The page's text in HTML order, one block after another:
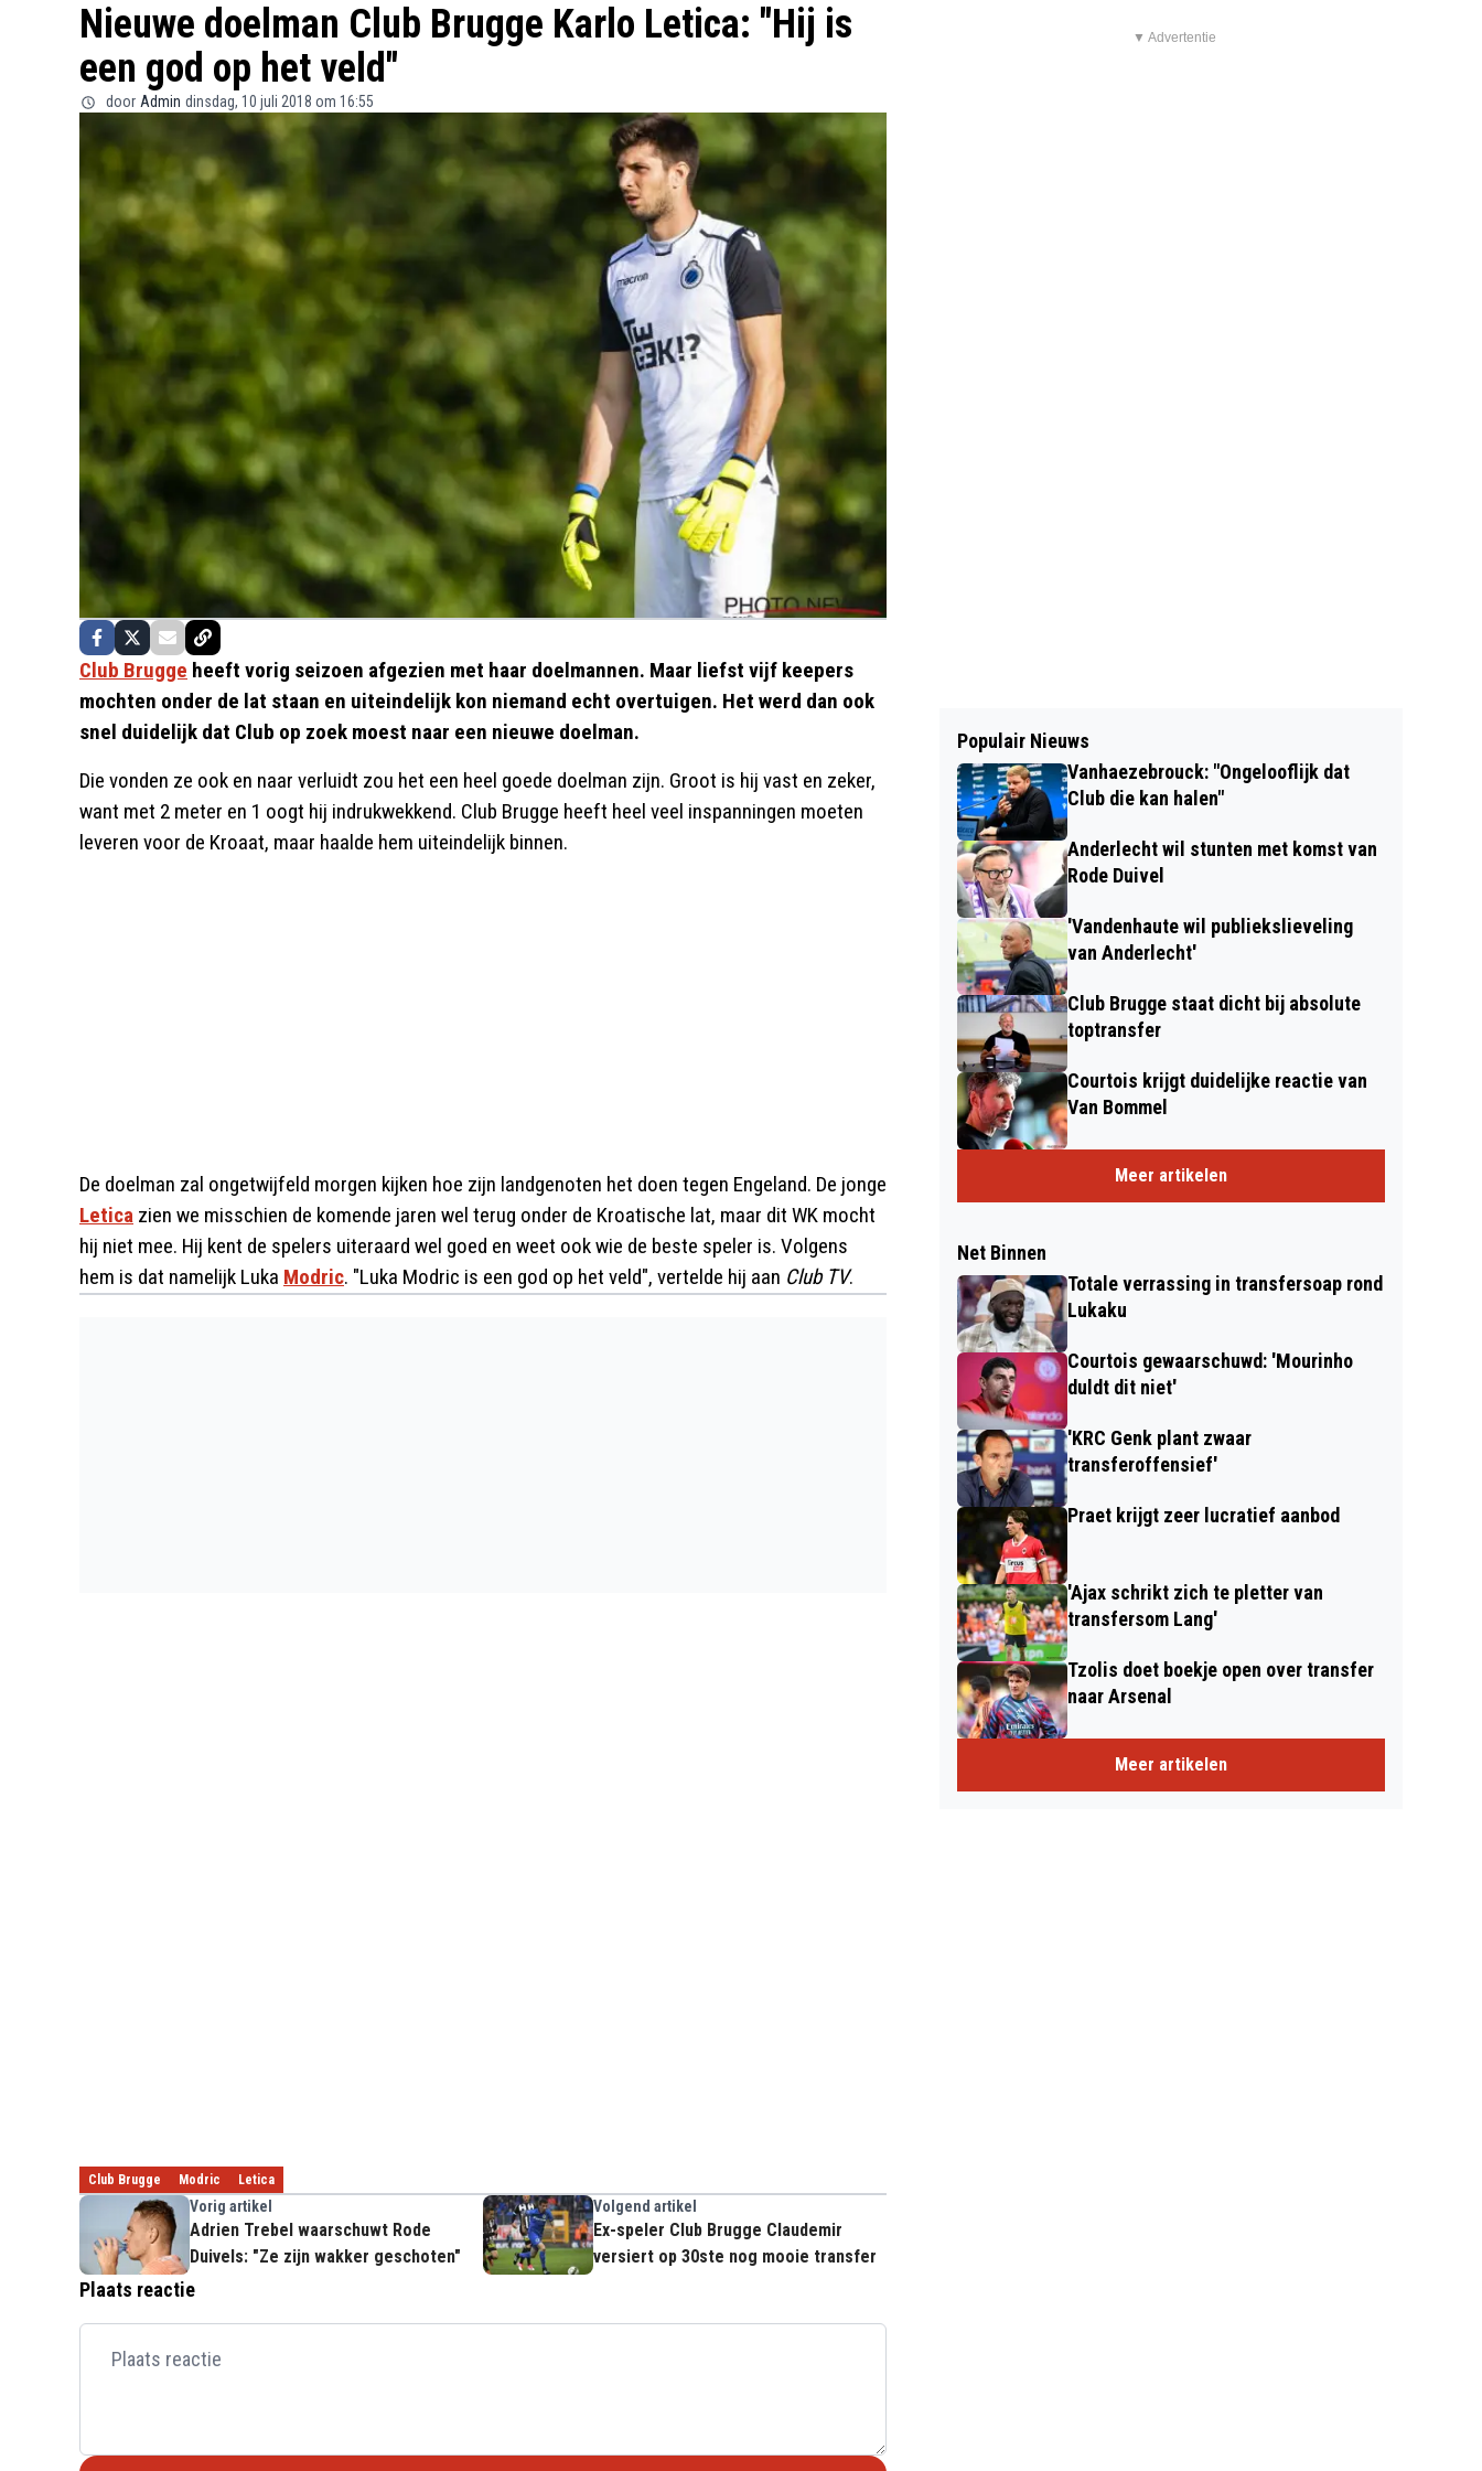
Nieuwe doelman Club Brugge Karlo Letica: "Hij is
een god op het veld"
door Admin dinsdag, 10 juli 2018 om 16:55
Club Brugge heeft vorig seizoen afgezien met haar doelmannen. Maar liefst vijf keepers
mochten onder de lat staan en uiteindelijk kon niemand echt overtuigen. Het werd dan ook
snel duidelijk dat Club op zoek moest naar een nieuwe doelman.
Die vonden ze ook en naar verluidt zou het een heel goede doelman zijn. Groot is hij vast en zeker,
want met 2 meter en 1 oogt hij indrukwekkend. Club Brugge heeft heel veel inspanningen moeten
leveren voor de Kroaat, maar haalde hem uiteindelijk binnen.
De doelman zal ongetwijfeld morgen kijken hoe zijn landgenoten het doen tegen Engeland. De jonge
Letica zien we misschien de komende jaren wel terug onder de Kroatische lat, maar dit WK mocht
hij niet mee. Hij kent de spelers uiteraard wel goed en weet ook wie de beste speler is. Volgens
hem is dat namelijk Luka Modric. "Luka Modric is een god op het veld", vertelde hij aan Club TV.
Club Brugge Modric Letica
Vorig artikel
Adrien Trebel waarschuwt Rode
Duivels: "Ze zijn wakker geschoten"
Volgend artikel
Ex-speler Club Brugge Claudemir
versiert op 30ste nog mooie transfer
Plaats reactie
▼ Advertentie
Populair Nieuws
Vanhaezebrouck: "Ongelooflijk dat
Club die kan halen"
Anderlecht wil stunten met komst van
Rode Duivel
'Vandenhaute wil publiekslieveling
van Anderlecht'
Club Brugge staat dicht bij absolute
toptransfer
Courtois krijgt duidelijke reactie van
Van Bommel
Meer artikelen
Net Binnen
Totale verrassing in transfersoap rond
Lukaku
Courtois gewaarschuwd: 'Mourinho
duldt dit niet'
'KRC Genk plant zwaar
transferoffensief'
Praet krijgt zeer lucratief aanbod
'Ajax schrikt zich te pletter van
transfersom Lang'
Tzolis doet boekje open over transfer
naar Arsenal
Meer artikelen